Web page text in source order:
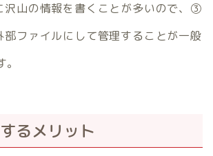
沢山の情報を書くことが多いので、③
部ファイルにして管理することが一般
るメリット